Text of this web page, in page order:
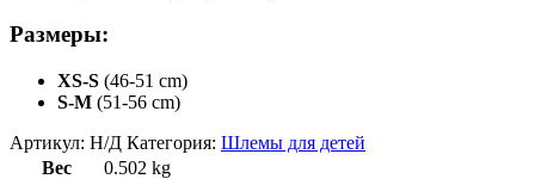
Размеры:
XS-S (46-51 cm)
S-M (51-56 cm)
Артикул: Н/Д Категория: Шлемы для детей
Вес
0.502 kg